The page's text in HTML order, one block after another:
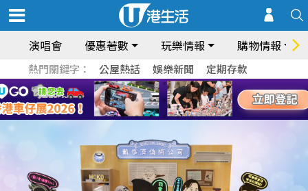
演唱會 優惠著數 玩樂情報 購物情報
熱門關鍵字： 公屋熱話 娛樂新聞 定期存款